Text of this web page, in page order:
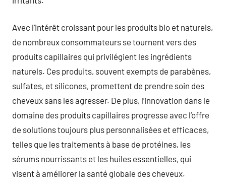
Avec l’intérêt croissant pour les produits bio et naturels,
de nombreux consommateurs se tournent vers des
produits capillaires qui privilégient les ingrédients
naturels. Ces produits, souvent exempts de parabènes,
sulfates, et silicones, promettent de prendre soin des
cheveux sans les agresser. De plus, l’innovation dans le
domaine des produits capillaires progresse avec l’offre
de solutions toujours plus personnalisées et efficaces,
telles que les traitements à base de protéines, les
sérums nourrissants et les huiles essentielles, qui
visent à améliorer la santé globale des cheveux.